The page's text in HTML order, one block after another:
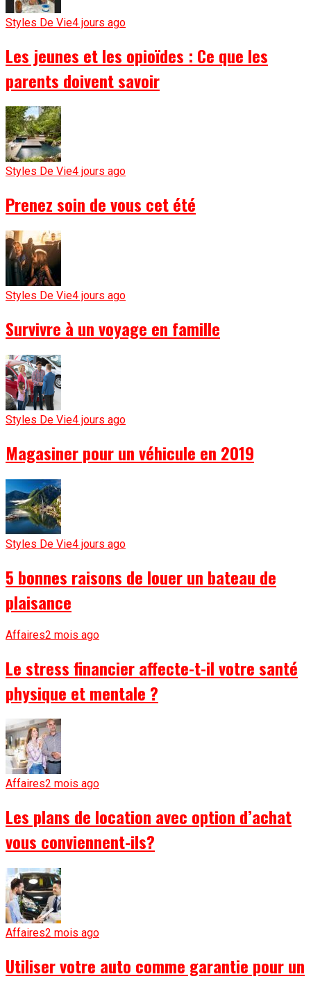
Styles De Vie4 jours ago
Les jeunes et les opioïdes : Ce que les
parents doivent savoir
Styles De Vie4 jours ago
Prenez soin de vous cet été
Styles De Vie4 jours ago
Survivre à un voyage en famille
Styles De Vie4 jours ago
Magasiner pour un véhicule en 2019
Styles De Vie4 jours ago
5 bonnes raisons de louer un bateau de
plaisance
Affaires2 mois ago
Le stress financier affecte-t-il votre santé
physique et mentale ?
Affaires2 mois ago
Les plans de location avec option d’achat
vous conviennent-ils?
Affaires2 mois ago
Utiliser votre auto comme garantie pour un